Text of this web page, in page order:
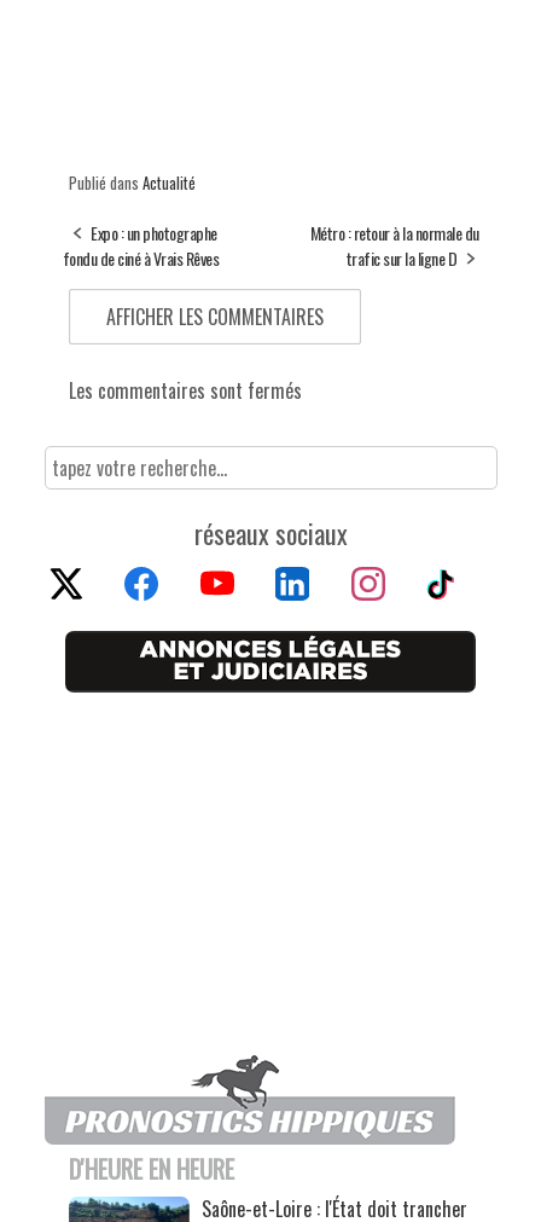
Publié dans Actualité
Expo : un photographe
fondu de ciné à Vrais Rêves
Métro : retour à la normale du
trafic sur la ligne D
AFFICHER LES COMMENTAIRES
Les commentaires sont fermés
réseaux sociaux
D'HEURE EN HEURE
Saône-et-Loire : l'État doit trancher